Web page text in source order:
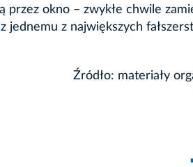
przez okno – zwykłe chwile
jednemu z największych
Źródło: materiały